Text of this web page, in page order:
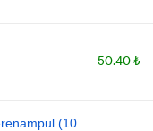
50.40 ₺
(10